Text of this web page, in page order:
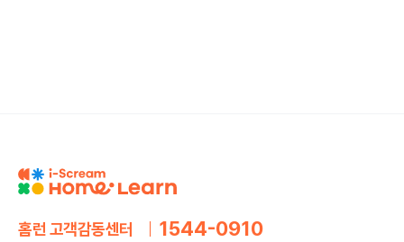
홈런 고객감동센터 1544-0910